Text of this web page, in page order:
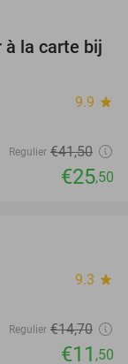
39%
à la carte bij
9.9 star
Regulier €41,50
€25,50
9.3 star
Regulier €14,70
€11 ,50